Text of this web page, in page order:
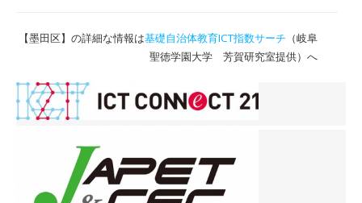
いていくことで、学習の進
度を自分で確認することが
できるようになっていま
がある生徒たちに、長塚先
も何も使わないで、円の中
心を突き止めるにはどうす
る？」と別の課題を出して
【墨田区】の詳細な情報は基礎自治体教育ICT指数サーチ （岐阜
聖徳学園大学 芳賀研究室提供）へ